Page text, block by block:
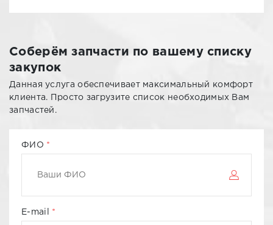
Соберём запчасти по вашему списку
закупок
Данная услуга обеспечивает максимальный комфорт
клиента. Просто загрузите список необходимых Вам
запчастей.
ФИО
E-mail